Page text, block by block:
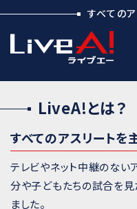
すべての
LiveA!とは？
すべてのアスリートを
テレビやネット中継のない
分や子どもたちの試合を見
ました。